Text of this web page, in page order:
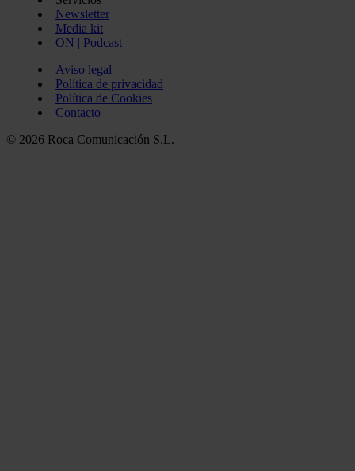
Newsletter
Media kit
ON | Podcast
Aviso legal
Política de privacidad
Política de Cookies
Contacto
© 2026 Roca Comunicación S.L.